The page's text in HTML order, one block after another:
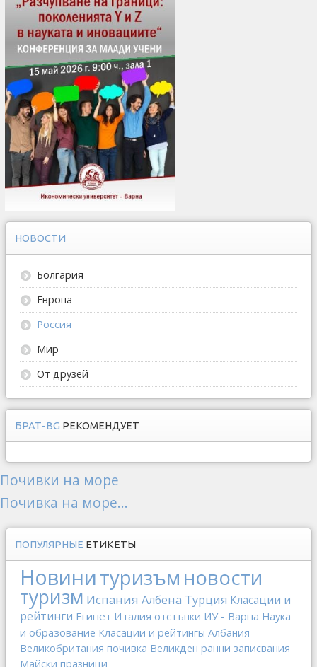
НОВОСТИ
Болгария
Европа
Россия
Мир
От друзей
БРАТ-BG РЕКОМЕНДУЕТ
Почивки на море
Почивка на море...
ПОПУЛЯРНЫЕ ЕТИКЕТЫ
Новинитуризъм новости
туризм Испания Албена Турция Класации и
рейтинги Египет Италия отстъпки ИУ - Варна Наука
и образование Класации и рейтингы Албания
Великобритания почивка Великден ранни записвания
Майски празници